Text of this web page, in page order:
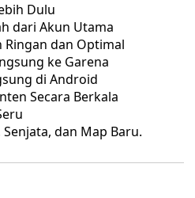
Dulu
dari Akun Utama
Ringan dan Optimal
ke Garena
di Android
Secara Berkala
dan Map Baru.